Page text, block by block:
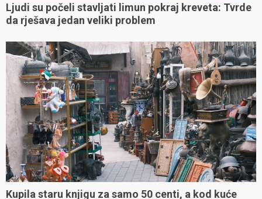
Ljudi su počeli stavljati limun pokraj kreveta: Tvrde
da rješava jedan veliki problem
Kupila staru knjigu za samo 50 centi, a kod kuće